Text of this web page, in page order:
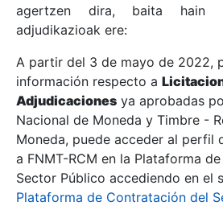
Erakutsi/Ezkutatu
Erakutsi/Ezkutatu
Erakutsi/Ezkutatu
agertzen dira, baita hain
adjudikazioak ere:
A partir del 3 de mayo de 2022,
información respecto a
Adjudicaciones ya aprobadas
Nacional de Moneda y Timbre -
Moneda, puede acceder al perfil
a FNMT-RCM en la Plataforma
Sector Público accediendo en el
Plataforma de Contratación del